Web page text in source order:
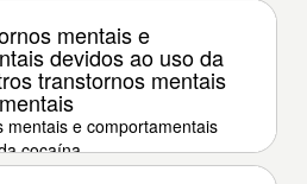
mentais e
devidos ao uso da
transtornos mentais
mentais e comportamentais
cocaína